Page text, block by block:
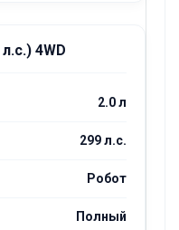
4WD
2.0 л
299 л.с.
Робот
Полный